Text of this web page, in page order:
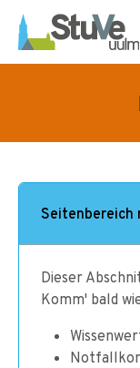
Skip to main navigation
Skip to main content
Skip to page footer
Seitenbereich
Dieser
Komm' bald